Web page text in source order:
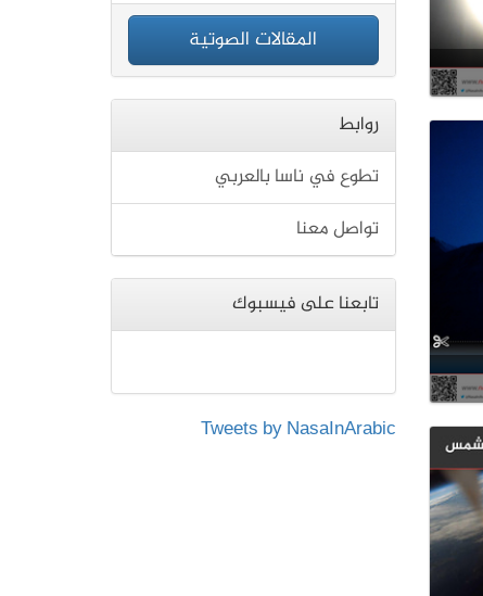
المقالات الصوتية
روابط
تطوع في ناسا بالعربي
تواصل معنا
تابعنا على فيسبوك
Tweets by NasaInArabic